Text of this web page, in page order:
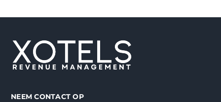
NEEM CONTACT OP